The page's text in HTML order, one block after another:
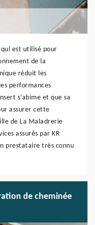
est utilisé pour
de la
réduit les
performances
s’abime et que sa
assurer cette
de La Maladrerie
assurés par KR
prestataire très connu
de cheminée